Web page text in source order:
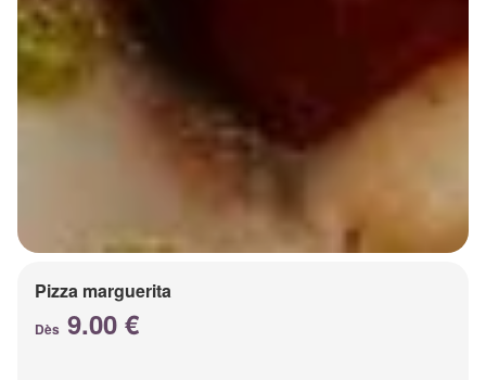
Pizza marguerita
Dès 9.00 €